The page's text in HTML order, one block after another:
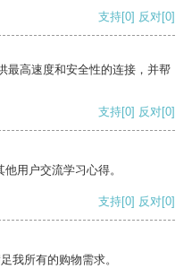
支持[0] 反对[0]
最高速度和安全性的连接，并帮
支持[0] 反对[0]
用户交流学习心得。
支持[0] 反对[0]
我所有的购物需求。